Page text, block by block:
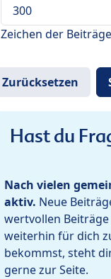
Zeichen der
Hast du
Nach vielen
aktiv. Neue
wertvollen
weiterhin für dich
bekommst, steht
gerne zur Seite.